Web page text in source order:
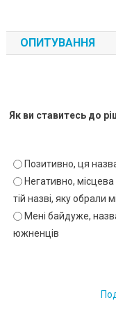
ОПИТУВАННЯ
Як ви ставитесь до
Позитивно, ця
Негативно,
тій назві, яку обрали
Мені байдуже,
южненців